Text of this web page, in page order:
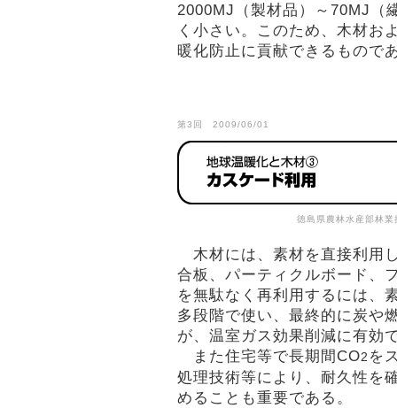
2000MJ（製材品）～70MJ（
く小さい。このため、木材お
暖化防止に貢献できるもので
第3回 2009/06/01
徳島県農林水産部林
木材には、素材を直接利用
合板、パーティクルボード、
を無駄なく再利用するには、
多段階で使い、最終的に炭や
が、温室ガス効果削減に有効
また住宅等で長期間CO2 を
処理技術等により、耐久性を
めることも重要である。